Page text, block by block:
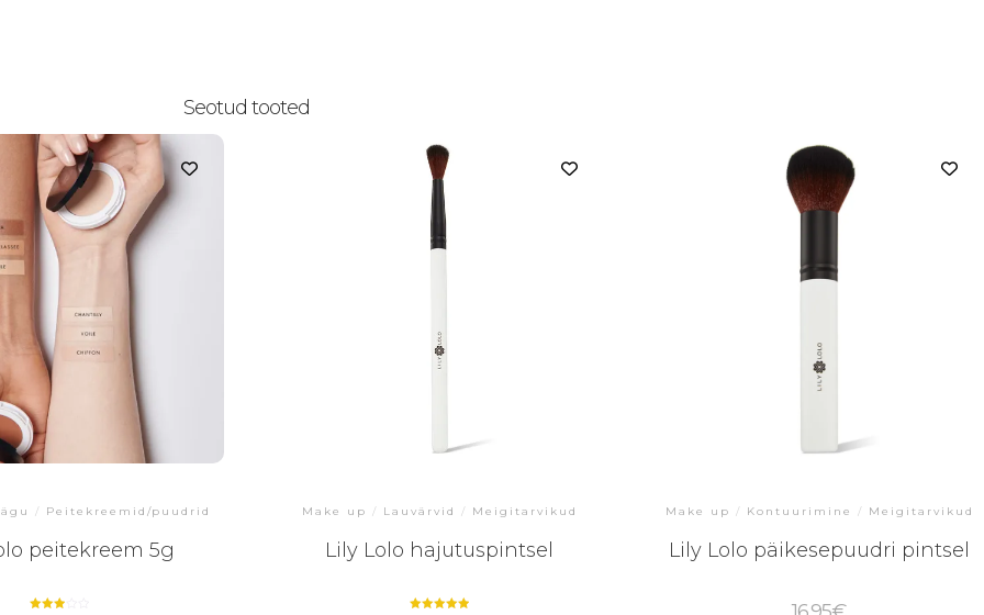
Seotud tooted
/ Peitekreemid/puudrid
peitekreem 5g
Make up / Lauvärvid / Meigitarvikud
Lily Lolo hajutuspintsel
Make up / Kontuurimine / Meigitarvikud
Lily Lolo päikesepuudri pintsel